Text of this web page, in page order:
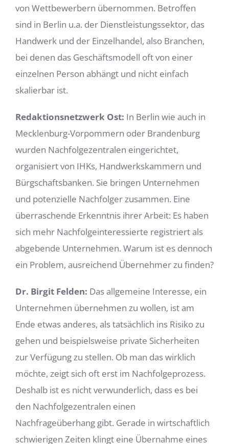
von Wettbewerbern übernommen. Betroffen
sind in Berlin u.a. der Dienstleistungssektor, das
Handwerk und der Einzelhandel, also Branchen,
bei denen das Geschäftsmodell oft von einer
einzelnen Person abhängt und nicht einfach
skalierbar ist.
Redaktionsnetzwerk Ost: In Berlin wie auch in
Mecklenburg-Vorpommern oder Brandenburg
wurden Nachfolgezentralen eingerichtet,
organisiert von IHKs, Handwerkskammern und
Bürgschaftsbanken. Sie bringen Unternehmen
und potenzielle Nachfolger zusammen. Eine
überraschende Erkenntnis ihrer Arbeit: Es haben
sich mehr Nachfolgeinteressierte registriert als
abgebende Unternehmen. Warum ist es dennoch
ein Problem, ausreichend Übernehmer zu finden?
Dr. Birgit Felden: Das allgemeine Interesse, ein
Unternehmen übernehmen zu wollen, ist am
Ende etwas anderes, als tatsächlich ins Risiko zu
gehen und beispielsweise private Sicherheiten
zur Verfügung zu stellen. Ob man das wirklich
möchte, zeigt sich oft erst im Nachfolgeprozess.
Deshalb ist es nicht verwunderlich, dass es bei
den Nachfolgezentralen einen
Nachfrageüberhang gibt. Gerade in wirtschaftlich
schwierigen Zeiten klingt eine Übernahme eines